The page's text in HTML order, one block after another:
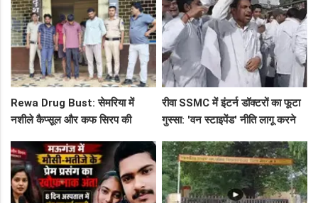
Rewa Drug Bust: सेमरिया में
नशीले कैप्सूल और कफ सिरप की
के पीछे
रीवा SSMC में इंटर्न डॉक्टरों का फूटा
गुस्सा: 'वन स्टाइपेंड' नीति लागू करने
छात्र